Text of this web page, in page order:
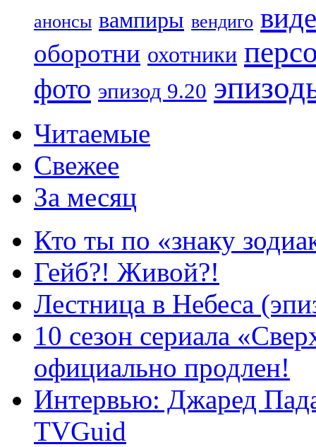
анонсы вампиры вендиго
оборотни охотники
фото эпизод 9.20
Читаемые
Свежее
За месяц
Кто ты по «знаку
Гейб?! Живой?!
Лестница в Небеса
10 сезон сериала
официально продлен!
Интервью: Джаред
TVGuid